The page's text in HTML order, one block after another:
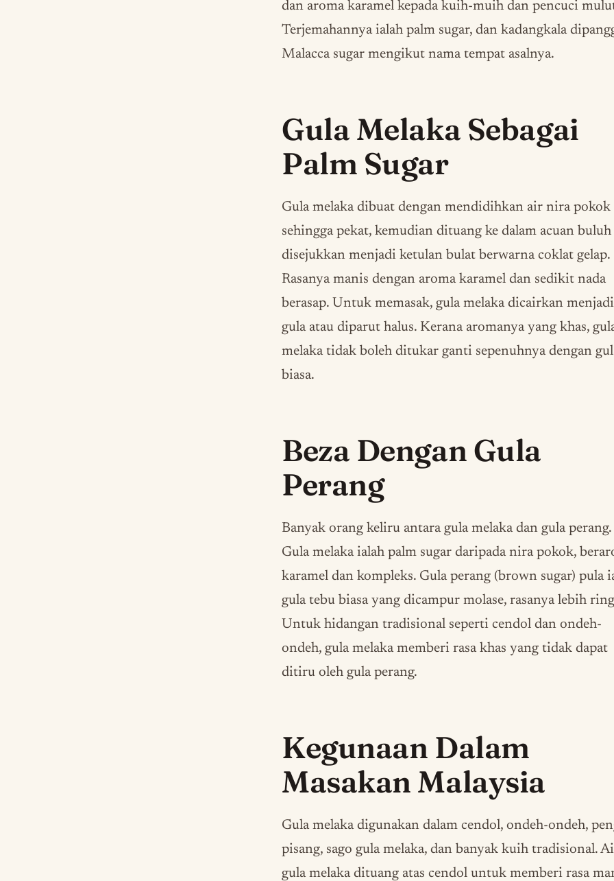
dan aroma karamel kepada kuih-muih dan pencuci
Terjemahannya ialah palm sugar, dan kadangkala
Malacca sugar mengikut nama tempat asalnya.
Gula Melaka Sebagai
Palm Sugar
Gula melaka dibuat dengan mendidihkan air nira pokok
sehingga pekat, kemudian dituang ke dalam acuan buluh
disejukkan menjadi ketulan bulat berwarna coklat gelap.
Rasanya manis dengan aroma karamel dan sedikit nada
berasap. Untuk memasak, gula melaka dicairkan
gula atau diparut halus. Kerana aromanya yang khas,
melaka tidak boleh ditukar ganti sepenuhnya dengan
biasa.
Beza Dengan Gula
Perang
Banyak orang keliru antara gula melaka dan gula perang.
Gula melaka ialah palm sugar daripada nira pokok,
karamel dan kompleks. Gula perang (brown sugar) pula
gula tebu biasa yang dicampur molase, rasanya lebih
Untuk hidangan tradisional seperti cendol dan ondeh-
ondeh, gula melaka memberi rasa khas yang tidak dapat
ditiru oleh gula perang.
Kegunaan Dalam
Masakan Malaysia
Gula melaka digunakan dalam cendol, ondeh-ondeh,
pisang, sago gula melaka, dan banyak kuih tradisional.
gula melaka dituang atas cendol untuk memberi rasa